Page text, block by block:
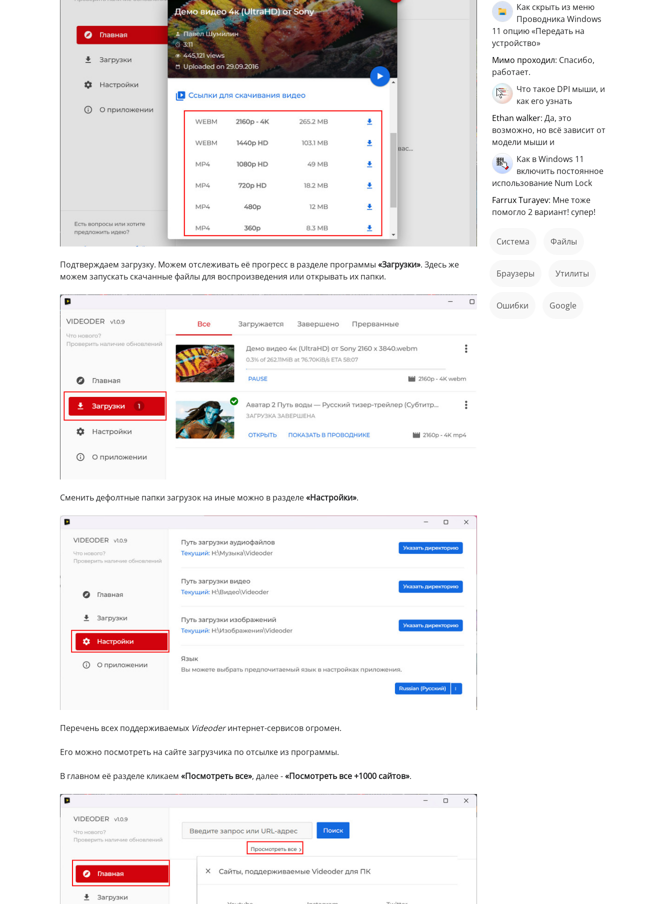
Подтверждаем загрузку. Можем отслеживать её прогресс в разделе программы «Загрузки». Здесь же
можем запускать скачанные файлы для воспроизведения или открывать их папки.
Сменить дефолтные папки загрузок на иные можно в разделе«Настройки».
Перечень всех поддерживаемых Videoderинтернет-сервисов огромен.
Его можно посмотреть на сайте загрузчика по отсылке из программы.
В главном её разделе кликаем «Посмотреть все», далее -«Посмотреть все +1000 сайтов».
Как скрыть из меню
Проводника Windows
11 опцию «Передать на
устройство»
мимо проходил: Спасибо,
работает.
Что такое DPI мыши, и
как его узнать
ethan walker: Да, это
возможно, но всё зависит от
модели мыши и
Как в Windows 11
включить постоянное
использование Num Lock
Farrux Turayev: Мне тоже
помогло 2 вариант! супер!
Система файлы
Браузеры Утилиты
ошибки Google